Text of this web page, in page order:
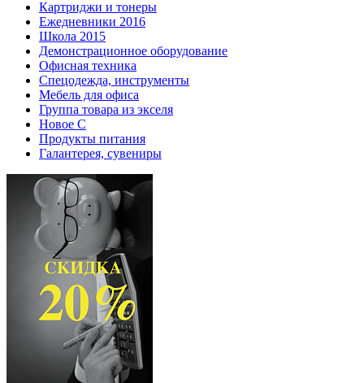
Картриджи и тонеры
Ежедневники 2016
Школа 2015
Демонстрационное оборудование
Офисная техника
Спецодежда, инструменты
Мебель для офиса
Группа товара из экселя
Новое С
Продукты питания
Галантерея, сувениры